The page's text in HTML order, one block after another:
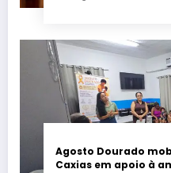
Agosto Dourado
Caxias em apoio à